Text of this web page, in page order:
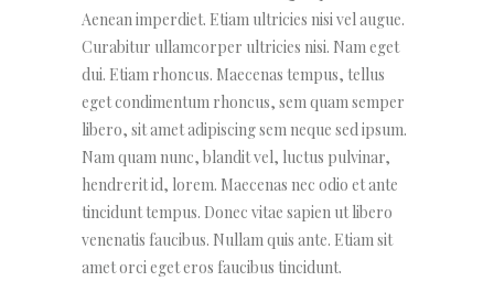
Aenean imperdiet. Etiam ultricies nisi vel augue.
Curabitur ullamcorper ultricies nisi. Nam eget
dui. Etiam rhoncus. Maecenas tempus, tellus
eget condimentum rhoncus, sem quam semper
libero, sit amet adipiscing sem neque sed ipsum.
Nam quam nunc, blandit vel, luctus pulvinar,
hendrerit id, lorem. Maecenas nec odio et ante
tincidunt tempus. Donec vitae sapien ut libero
venenatis faucibus. Nullam quis ante. Etiam sit
amet orci eget eros faucibus tincidunt.